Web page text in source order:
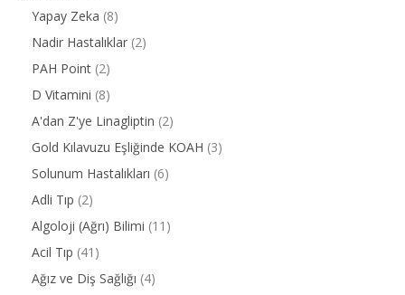
Yapay Zeka (8)
Nadir Hastalıklar (2)
PAH Point (2)
D Vitamini (8)
A'dan Z'ye Linagliptin (2)
Gold Kılavuzu Eşliğinde KOAH (3)
Solunum Hastalıkları (6)
Adli Tıp (2)
Algoloji (Ağrı) Bilimi (11)
Acil Tıp (41)
Ağız ve Diş Sağlığı (4)